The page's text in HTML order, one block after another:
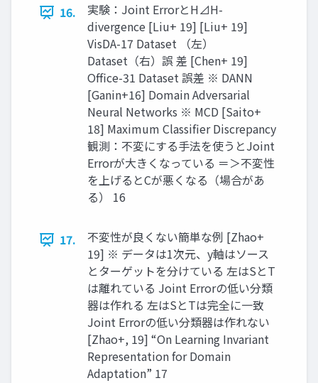
16.
実験：Joint ErrorとH⊿H-
divergence [Liu+ 19] [Liu+ 19]
VisDA-17 Dataset （左）
Dataset（右）誤 差 [Chen+ 19]
Office-31 Dataset 誤差 ※ DANN
[Ganin+16] Domain Adversarial
Neural Networks ※ MCD [Saito+
18] Maximum Classifier Discrepancy
観測：不変にする手法を使うとJoint
Errorが大きくなっている ＝＞不変性
を上げるとCが悪くなる（場合があ
る） 16
17.
不変性が良くない簡単な例 [Zhao+
19] ※ データは1次元、y軸はソース
とターゲットを分けている 左はSとT
は離れている Joint Errorの低い分類
器は作れる 左はSとTは完全に一致
Joint Errorの低い分類器は作れない
[Zhao+, 19] “On Learning Invariant
Representation for Domain
Adaptation” 17